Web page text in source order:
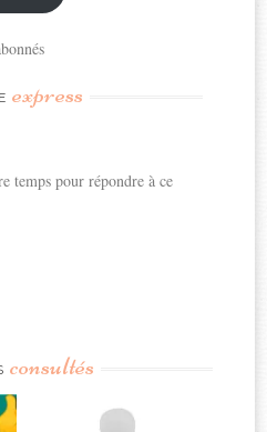
express
temps pour répondre à ce
consultés